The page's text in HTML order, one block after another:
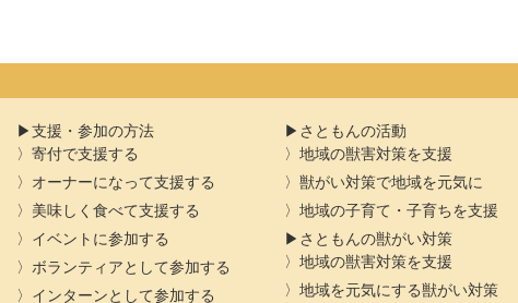
支援・参加の方法
寄付で支援する
オーナーになって支援する
美味しく食べて支援する
イベントに参加する
ボランティアとして参加する
インターンとして参加する
さともんの活動
地域の獣害対策を支援
獣がい対策で地域を元気に
地域の子育て・子育ちを支援
さともんの獣がい対策
地域の獣害対策を支援
地域を元気にする獣がい対策